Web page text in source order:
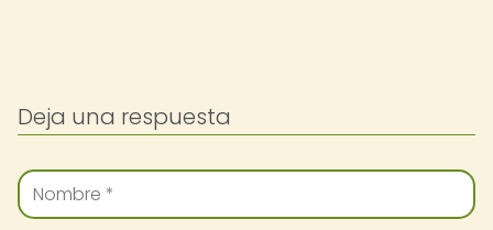
Deja una respuesta